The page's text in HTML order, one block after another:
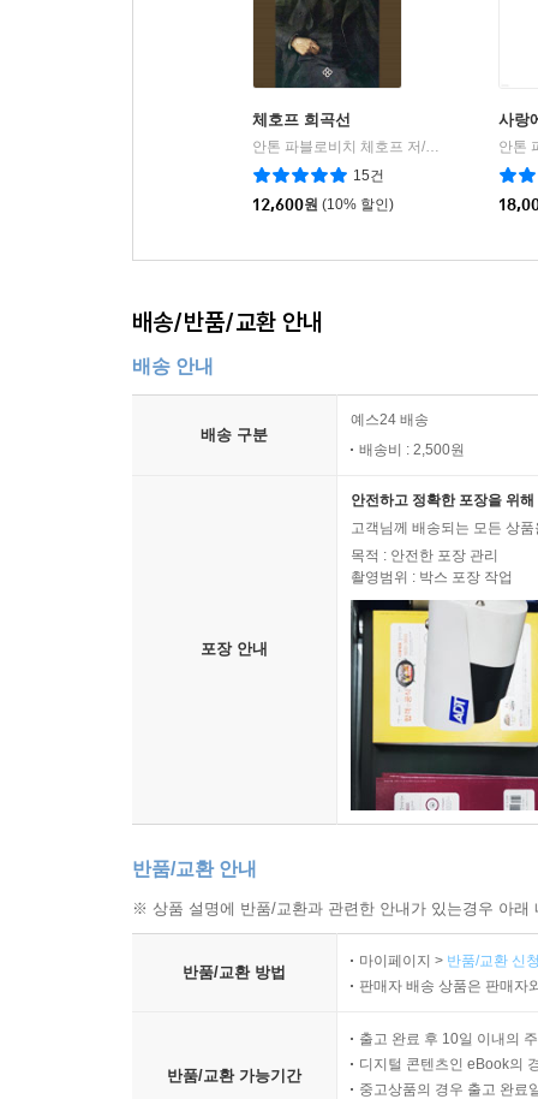
체호프 희곡선
안톤 파블로비치 체호프 저/박현섭 역
을유
15건
12,600원 (10% 할인)
사랑
배송/반품/교환 안내
배송 안내
배송 구분
예스24 배송
배송비 : 2,500원
포장 안내
안전하고 정확한 포장을 위
고객님께 배송되는 모든 상
목적 : 안전한 포장 관리
촬영범위 : 박스 포장 작업
반품/교환 안내
※ 상품 설명에 반품/교환과 관련한 안내가 있는경우 아
반품/교환 방법
마이페이지 > 반품/교환 신
판매자 배송 상품은 판매자
반품/교환 가능기간
출고 완료 후 10일 이내의
디지털 콘텐츠인 eBook의
중고상품의 경우 출고 완료